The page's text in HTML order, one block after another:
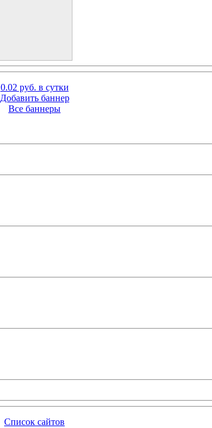
0.02 руб. в сутки
Добавить баннер
Все баннеры
Список сайтов